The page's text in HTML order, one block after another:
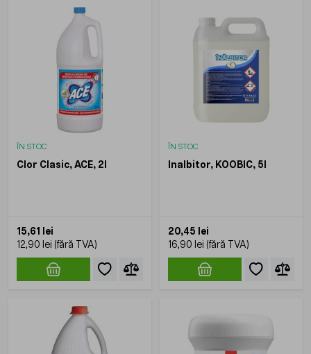
ÎN STOC
Clor Clasic, ACE, 2l
15,61 lei
12,90 lei
ÎN STOC
Inalbitor, KOOBIC, 5l
20,45 lei
16,90 lei